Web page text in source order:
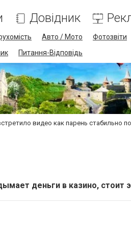
Довідник
Авто / Мото Фотозвіти
Питання-Відповідь
видео как парень стабильно
деньги в казино, стоит